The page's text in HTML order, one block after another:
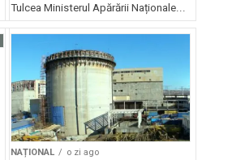
Tulcea Ministerul Apărării Naționale...
NAȚIONAL o zi ago